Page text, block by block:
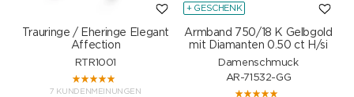
Trauringe / Eheringe Elegant
Affection
RTR1001
7 KUNDENMEINUNGEN
+ GESCHENK
Armband 750/18 K Gelbgold
mit Diamanten 0.50 ct H/si
Damenschmuck
AR-71532-GG